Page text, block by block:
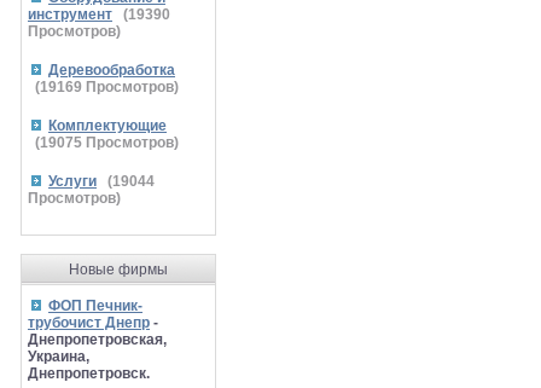
инструмент
(19390
Просмотров)
Деревообработка
(19169 Просмотров)
Комплектующие
(19075 Просмотров)
Услуги (19044
Просмотров)
Новые фирмы
ФОП Печник-
трубочист Днепр -
Днепропетровская,
Украина,
Днепропетровск.